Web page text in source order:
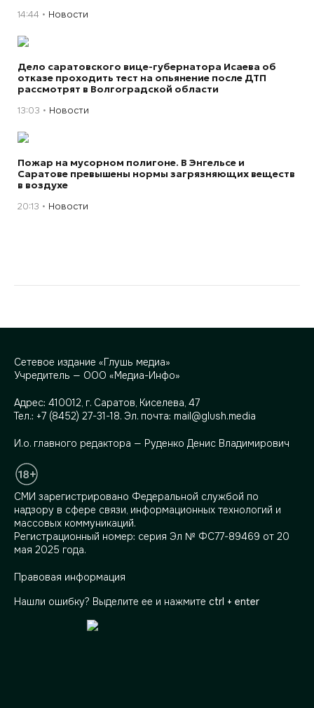
14:44 Новости
Дело саратовского вице-губернатора Исаева об
отказе проходить тест на опьянение после ДТП
рассмотрят в Волгоградской области
13:03 Новости
Пожар на мусорном полигоне. В Энгельсе и
Саратове превышены нормы загрязняющих веществ
в воздухе
20:13 Новости
Сетевое издание «Глушь медиа»
Учредитель — ООО «Медиа-Инфо»
Адрес: 410012, г. Саратов, Киселева, 47
Тел.: +7 (8452) 27-31-18. Эл. почта: mail@glush.media
И.о. главного редактора — Руденко Денис Владимирович
СМИ зарегистрировано Федеральной службой по
надзору в сфере связи, информационных технологий и
массовых коммуникаций.
Регистрационный номер: серия Эл № ФС77-89469 от 20
мая 2025 года.
Правовая информация
Нашли ошибку? Выделите ее и нажмите ctrl + enter